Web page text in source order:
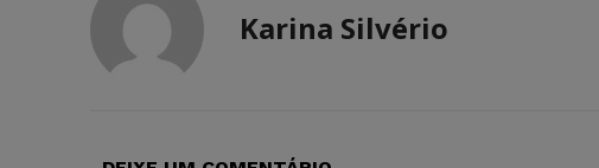
Karina Silvério